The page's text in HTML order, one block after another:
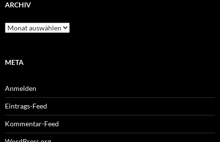
ARCHIV
Archiv
META
Anmelden
Eintrags-Feed
Kommentar-Feed